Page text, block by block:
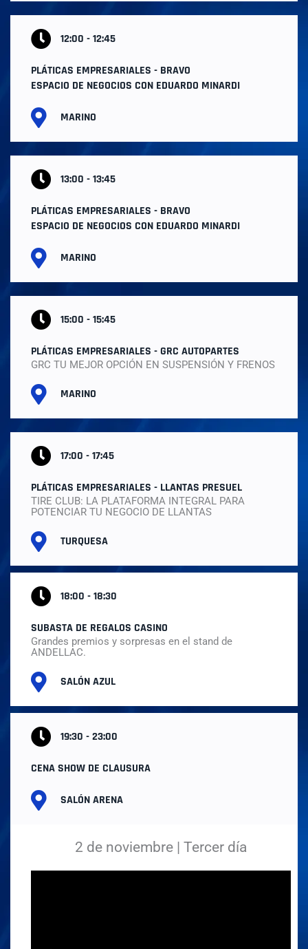
12:00 - 12:45
PLÁTICAS EMPRESARIALES - BRAVO
ESPACIO DE NEGOCIOS CON EDUARDO MINARDI
MARINO
13:00 - 13:45
PLÁTICAS EMPRESARIALES - BRAVO
ESPACIO DE NEGOCIOS CON EDUARDO MINARDI
MARINO
15:00 - 15:45
PLÁTICAS EMPRESARIALES - GRC AUTOPARTES
GRC TU MEJOR OPCIÓN EN SUSPENSIÓN Y FRENOS
MARINO
17:00 - 17:45
PLÁTICAS EMPRESARIALES - LLANTAS PRESUEL
TIRE CLUB: LA PLATAFORMA INTEGRAL PARA
POTENCIAR TU NEGOCIO DE LLANTAS
TURQUESA
18:00 - 18:30
SUBASTA DE REGALOS CASINO
Grandes premios y sorpresas en el stand de
ANDELLAC.
SALÓN AZUL
19:30 - 23:00
CENA SHOW DE CLAUSURA
SALÓN ARENA
2 de noviembre | Tercer día